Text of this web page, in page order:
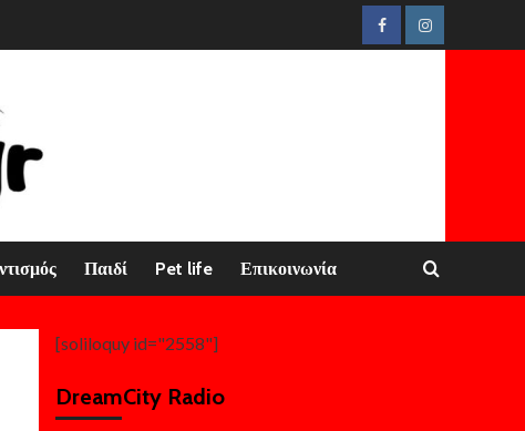
FacebookInstagram
Παιδί Pet life Επικοινωνία
[soliloquy id="2558"]
DreamCity Radio